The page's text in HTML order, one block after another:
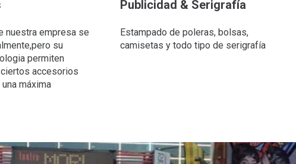
nuestra empresa se
su
permiten
accesorios
máxima
Publicidad & Serigrafía
Estampado de poleras, bolsas,
camisetas y todo tipo de serigrafía